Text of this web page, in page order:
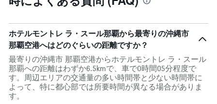
ホテルモントレ ラ・スール那覇から最寄りの沖縄市
那覇空港へはどのぐらいの距離ですか？
最寄りの沖縄市 那覇空港からホテルモントレ ラ・スール
那覇への距離はわずか6.5kmで、車で0時間05分程度で
す。周辺エリアの交通量の多い時間帯と少ない時間帯に
よって、特に都心部では所要時間が異なる場合がありま
す。